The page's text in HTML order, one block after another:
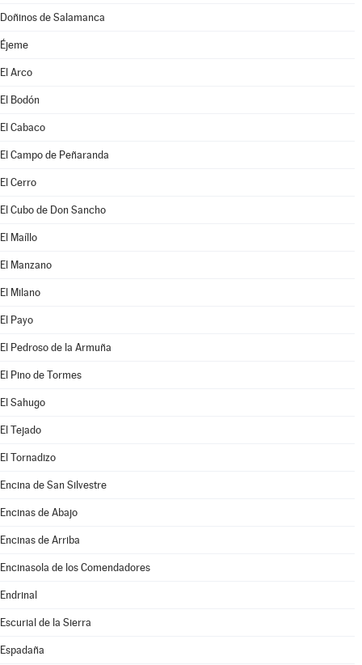
Doñinos de Salamanca
Éjeme
El Arco
El Bodón
El Cabaco
El Campo de Peñaranda
El Cerro
El Cubo de Don Sancho
El Maíllo
El Manzano
El Milano
El Payo
El Pedroso de la Armuña
El Pino de Tormes
El Sahugo
El Tejado
El Tornadizo
Encina de San Silvestre
Encinas de Abajo
Encinas de Arriba
Encinasola de los Comendadores
Endrinal
Escurial de la Sierra
Espadaña